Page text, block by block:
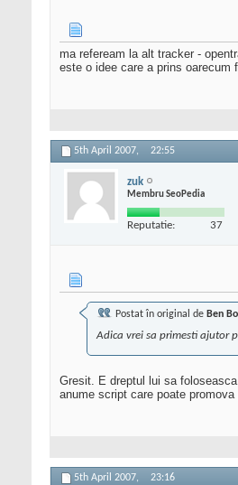
ma refeream la alt tracker -
este o idee care a prins
5th April 2007, 22:55
zuk
Membru SeoPedia
Reputatie: 37
Postat în original de Ben
Adica vrei sa primesti ajutor
Gresit. E dreptul lui sa
anume script care poate
5th April 2007, 23:16